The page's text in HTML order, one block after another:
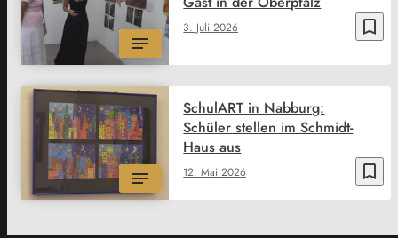
bookmark_border
3. Juli 2026
bookmark_border
12. Mai 2026
SchulART in Nabburg:
Schüler stellen im Schmidt-
Haus aus